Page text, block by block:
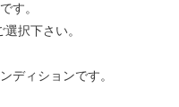
す。
択下さい。
ディションです。